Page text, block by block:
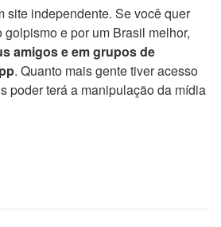
site independente. Se você quer
e por um Brasil melhor,
amigos e em grupos de
. Quanto mais gente tiver acesso
poder terá a manipulação da mídia